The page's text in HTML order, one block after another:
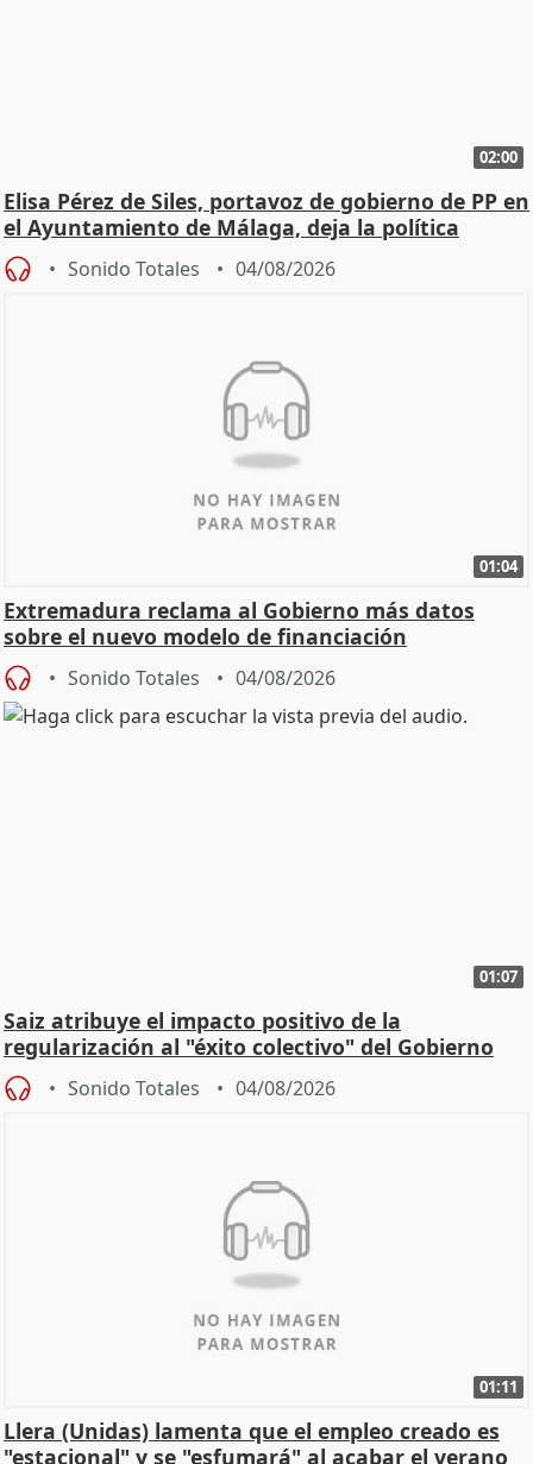
02:00
Elisa Pérez de Siles, portavoz de gobierno de PP en
el Ayuntamiento de Málaga, deja la política
Sonido Totales 04/08/2026
01:04
Extremadura reclama al Gobierno más datos
sobre el nuevo modelo de financiación
Sonido Totales 04/08/2026
01:07
Saiz atribuye el impacto positivo de la
regularización al "éxito colectivo" del Gobierno
Sonido Totales 04/08/2026
01:11
Llera (Unidas) lamenta que el empleo creado es
"estacional" y se "esfumará" al acabar el verano